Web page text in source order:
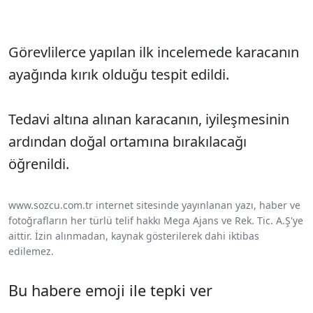
Görevlilerce yapılan ilk incelemede karacanın
ayağında kırık olduğu tespit edildi.
Tedavi altına alınan karacanın, iyileşmesinin
ardından doğal ortamına bırakılacağı
öğrenildi.
www.sozcu.com.tr internet sitesinde yayınlanan yazı, haber ve
fotoğrafların her türlü telif hakkı Mega Ajans ve Rek. Tic. A.Ş'ye
aittir. İzin alınmadan, kaynak gösterilerek dahi iktibas
edilemez.
Bu habere emoji ile tepki ver